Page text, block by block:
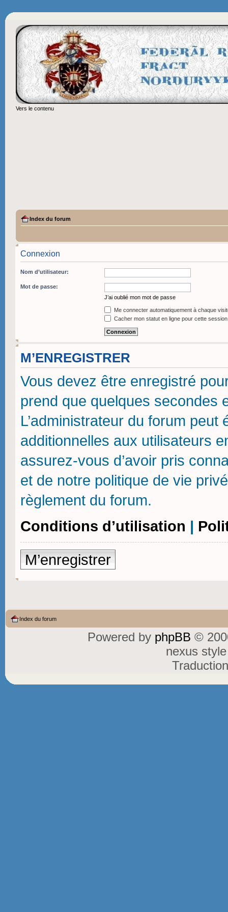
Vers le contenu
Index du forum
Connexion
Nom d’utilisateur:
Mot de passe:
J’ai oublié mon mot de passe
Me connecter automatiquement à chaque
Cacher mon statut en ligne pour cette session
M’ENREGISTRER
Vous devez être enregistré
prend que quelques secondes
L’administrateur du forum
additionnelles aux utilisateurs
assurez-vous d’avoir pris
et de notre politique de vie
règlement du forum.
Conditions d’utilisation |
M’enregistrer
Index du forum
Powered by phpBB ©
nexus